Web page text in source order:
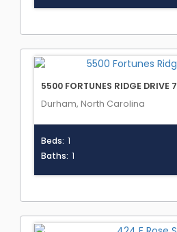
5500 FORTUNES RIDGE DRIVE
Durham, North Carolina
Beds: 1
Baths: 1